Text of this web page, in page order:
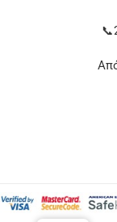
📞